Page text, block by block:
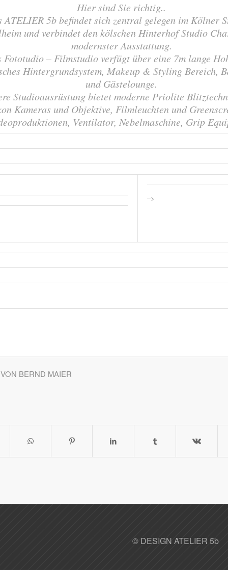
Hier sind Sie richtig..
ATELIER 5b befindet sich zentral gelegen im Kölner
und verbindet den kölschen Hinterhof Studio
modernster Ausstattung.
Fototudio – Filmstudio verfügt über eine 7m lange
Hintergrundsystem, Makeup & Styling Bereich,
und Gästelounge.
Studioausrüstung bietet moderne Priolite
Kameras und Objektive, Filmleuchten und
Ventilator, Nebelmaschine, Grip
–>
VON BERND MAIER
© DESIGN ATELIER 5b